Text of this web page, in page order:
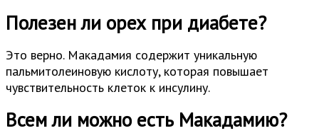
Полезен ли орех при диабете?
Это верно. Макадамия содержит уникальную
пальмитолеиновую кислоту, которая повышает
чувствительность клеток к инсулину.
Всем ли можно есть Макадамию?